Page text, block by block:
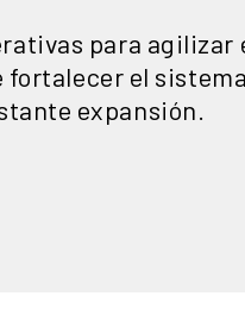
para agilizar
fortalecer el
expansión.